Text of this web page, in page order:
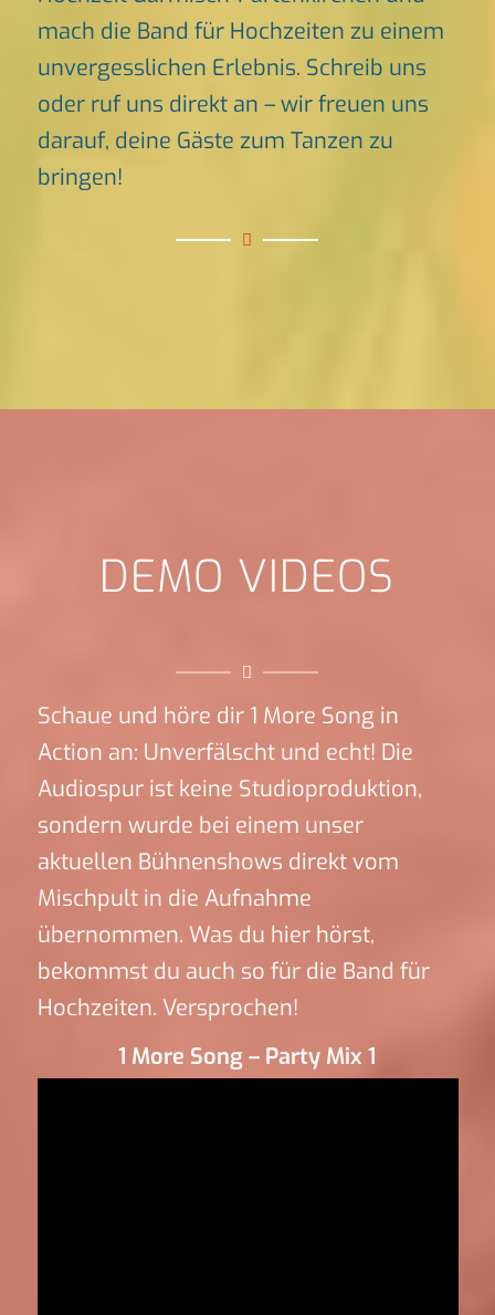
mach die Band für Hochzeiten zu einem
unvergesslichen Erlebnis. Schreib uns
oder ruf uns direkt an – wir freuen uns
darauf, deine Gäste zum Tanzen zu
bringen!
DEMO VIDEOS
Schaue und höre dir 1 More Song in
Action an: Unverfälscht und echt! Die
Audiospur ist keine Studioproduktion,
sondern wurde bei einem unser
aktuellen Bühnenshows direkt vom
Mischpult in die Aufnahme
übernommen. Was du hier hörst,
bekommst du auch so für die Band für
Hochzeiten. Versprochen!
1 More Song – Party Mix 1